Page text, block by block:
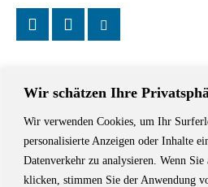
Wir schätzen Ihre
Wir verwenden Cookies, um Ihr
personalisierte Anzeigen oder Inhalte
Datenverkehr zu analysieren. Wenn
klicken, stimmen Sie der Anwendung
Das Schriftstellerhaus ist ein beliebter
Autoren aus Stuttgart und der Region
Lesungen, Tagungen und